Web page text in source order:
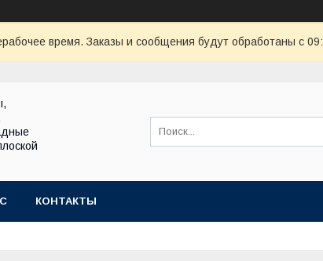
время. Заказы и сообщения будут обработаны с
КОНТАКТЫ